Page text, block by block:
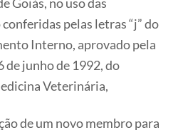
pelas letras “j” do
Interno, aprovado pela
de junho de 1992, do
Veterinária,
de um novo membro para